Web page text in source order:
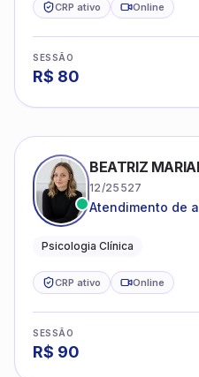
CRP ativo Online
SESSÃO
R$ 80
BEATRIZ
12/25527
Atendimento de
Psicologia Clínica
CRP ativo Online
SESSÃO
R$ 90